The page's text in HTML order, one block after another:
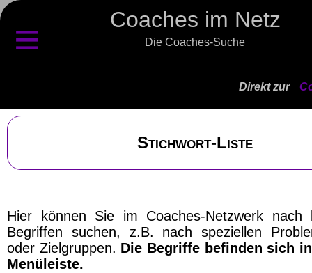
Coaches im Netz
Die Coaches-Suche
≡
Direkt zur
Stichwort-Liste
Hier können Sie im Coaches-Netzwerk nach
Begriffen suchen, z.B. nach speziellen
oder Zielgruppen. Die Begriffe befinden sich
Menüleiste.